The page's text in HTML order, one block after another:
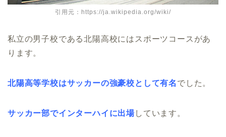
引用元：https://ja.wikipedia.org/wiki/
私立の男子校である北陽高校にはスポーツコースがあ
ります。
北陽高等学校はサッカーの強豪校として有名 でした。
サッカー部でインターハイに出場しています。